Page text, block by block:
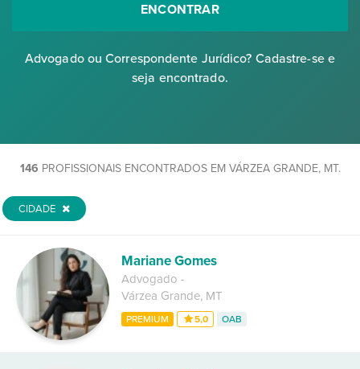
ENCONTRAR
Advogado ou Correspondente Jurídico? Cadastre-se e
seja encontrado.
146 PROFISSIONAIS ENCONTRADOS EM VÁRZEA GRANDE, MT.
CIDADE
Mariane Gomes
Advogado -
Várzea Grande, MT
PREMIUM 5,0 OAB